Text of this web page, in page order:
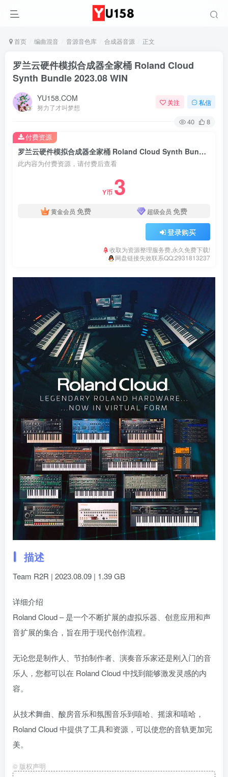
首页 编曲混音 音源音色库 合成器音源 正文
罗兰云硬件模拟合成器全家桶 Roland Cloud
Synth Bundle 2023.08 WIN
YU158.COM
努力了才叫梦想
关注 私信
40 8
罗兰云硬件模拟合成器全家桶 Roland Cloud Synth Bundle 2023.08 WIN
此内容为付费资源，请付费后查看
Y币 3
黄金会员 免费 超级会员 免费
登录购买
收取为资源整理服务费,永久免费下载!
网盘链接失效联系QQ:2931813237
付费资源
描述
Team R2R | 2023.08.09 | 1.39 GB
详细介绍
Roland Cloud – 是一个不断扩展的虚拟乐器、创意应用和声
音扩展的集合，旨在用于现代创作流程。
无论您是制作人、节拍制作者、演奏音乐家还是刚入门的音
乐人，您都可以在 Roland Cloud 中找到能够激发灵感的内
容。
从技术舞曲、酸房音乐和氛围音乐到嘻哈、摇滚和嘻哈，
Roland Cloud 中提供了工具和资源，可以使您的音轨更加完
美。
© 版权声明